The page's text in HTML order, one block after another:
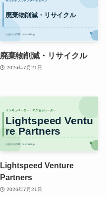
廃棄物削減・リサイクル
2026年7月21日
Lightspeed Venture
Partners
2026年7月21日